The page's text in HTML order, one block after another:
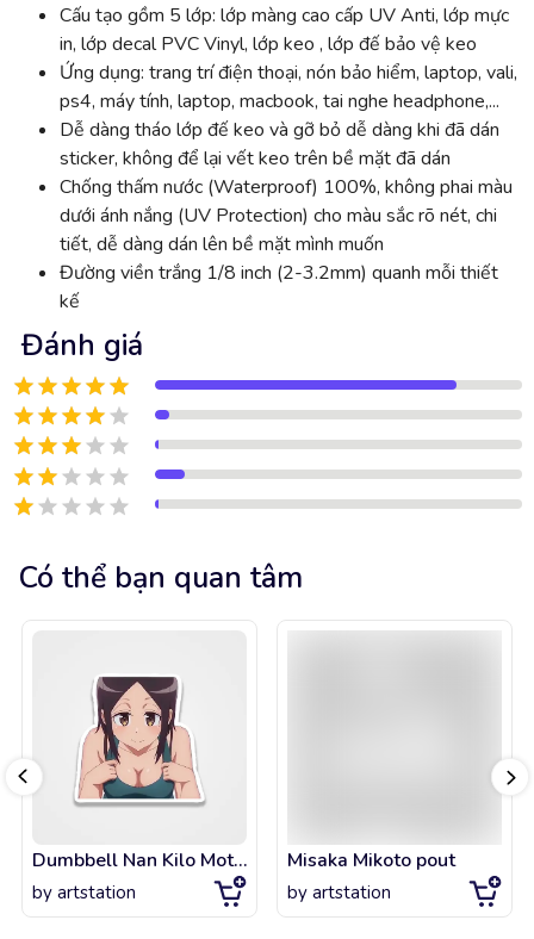
Cấu tạo gồm 5 lớp: lớp màng cao cấp UV Anti, lớp mực
in, lớp decal PVC Vinyl, lớp keo , lớp đế bảo vệ keo
Ứng dụng: trang trí điện thoại, nón bảo hiểm, laptop, vali,
ps4, máy tính, laptop, macbook, tai nghe headphone,...
Dễ dàng tháo lớp đế keo và gỡ bỏ dễ dàng khi đã dán
sticker, không để lại vết keo trên bề mặt đã dán
Chống thấm nước (Waterproof) 100%, không phai màu
dưới ánh nắng (UV Protection) cho màu sắc rõ nét, chi
tiết, dễ dàng dán lên bề mặt mình muốn
Đường viền trắng 1/8 inch (2-3.2mm) quanh mỗi thiết
kế
Đánh giá
Có thể bạn quan tâm
Dumbbell Nan Kilo Moteru Tachibana
by artstation
Misaka Mikoto pout
by artstation